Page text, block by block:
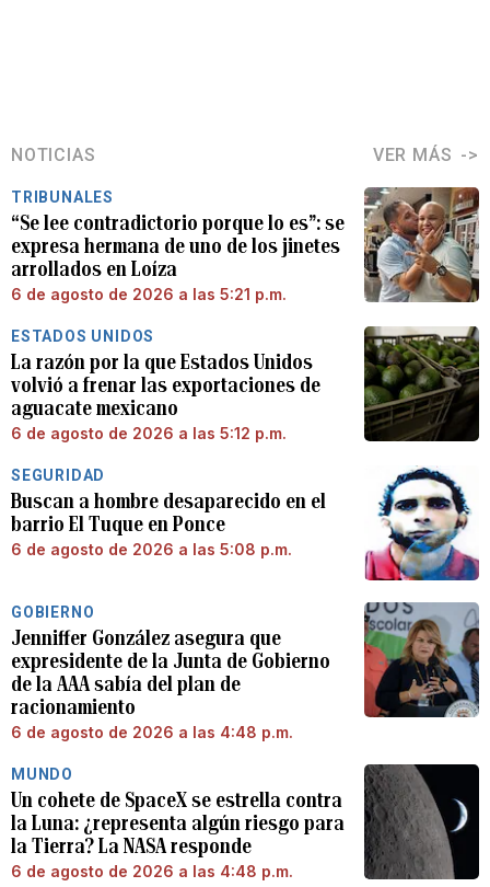
NOTICIAS VER MÁS
TRIBUNALES
“Se lee contradictorio porque lo es”: se
expresa hermana de uno de los jinetes
arrollados en Loíza
6 de agosto de 2026 a las 5:21 p.m.
ESTADOS UNIDOS
La razón por la que Estados Unidos
volvió a frenar las exportaciones de
aguacate mexicano
6 de agosto de 2026 a las 5:12 p.m.
SEGURIDAD
Buscan a hombre desaparecido en el
barrio El Tuque en Ponce
6 de agosto de 2026 a las 5:08 p.m.
GOBIERNO
Jenniffer González asegura que
expresidente de la Junta de Gobierno
de la AAA sabía del plan de
racionamiento
6 de agosto de 2026 a las 4:48 p.m.
MUNDO
Un cohete de SpaceX se estrella contra
la Luna: ¿representa algún riesgo para
la Tierra? La NASA responde
6 de agosto de 2026 a las 4:48 p.m.